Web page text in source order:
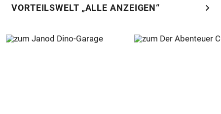
VORTEILSWELT „ALLE ANZEIGEN“ chevron_right